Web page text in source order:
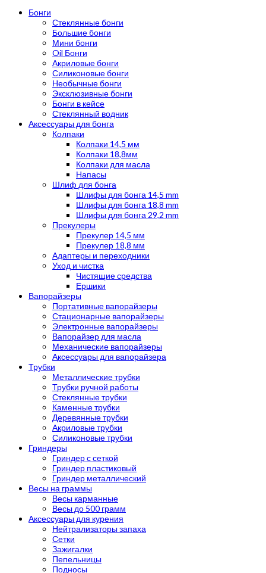
Бонги
Стеклянные бонги
Большие бонги
Мини бонги
Oil Бонги
Акриловые бонги
Силиконовые бонги
Необычные бонги
Эксклюзивные бонги
Бонги в кейсе
Стеклянный водник
Аксессуары для бонга
Колпаки
Колпаки 14,5 мм
Колпаки 18,8мм
Колпаки для масла
Напасы
Шлиф для бонга
Шлифы для бонга 14,5 mm
Шлифы для бонга 18,8 mm
Шлифы для бонга 29,2 mm
Прекулеры
Прекулер 14,5 мм
Прекулер 18,8 мм
Адаптеры и переходники
Уход и чистка
Чистящие средства
Ершики
Вапорайзеры
Портативные вапорайзеры
Стационарные вапорайзеры
Электронные вапорайзеры
Вапорайзер для масла
Механические вапорайзеры
Аксессуары для вапорайзера
Трубки
Металлические трубки
Трубки ручной работы
Стеклянные трубки
Каменные трубки
Деревянные трубки
Акриловые трубки
Силиконовые трубки
Гриндеры
Гриндер с сеткой
Гриндер пластиковый
Гриндер металлический
Весы на граммы
Весы карманные
Весы до 500 грамм
Аксессуары для курения
Нейтрализаторы запаха
Сетки
Зажигалки
Пепельницы
Подносы